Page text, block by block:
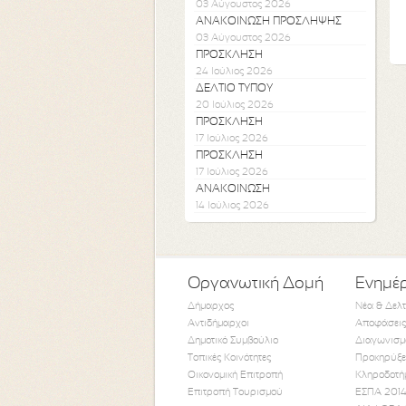
03 Αύγουστος 2026
ΑΝΑΚΟΙΝΩΣΗ ΠΡΟΣΛΗΨΗΣ
03 Αύγουστος 2026
ΠΡΟΣΚΛΗΣΗ
24 Ιούλιος 2026
ΔΕΛΤΙΟ ΤΥΠΟΥ
20 Ιούλιος 2026
ΠΡΟΣΚΛΗΣΗ
17 Ιούλιος 2026
ΠΡΟΣΚΛΗΣΗ
17 Ιούλιος 2026
ΑΝΑΚΟΙΝΩΣΗ
14 Ιούλιος 2026
Οργανωτική Δομή
Δήμαρχος
Αντιδήμαρχοι
Δημοτικό Συμβούλιο
Τοπικές Κοινότητες
Οικονομική Επιτροπή
Επιτροπή Τουρισμού
Νέα &
ΕΣΠΑ